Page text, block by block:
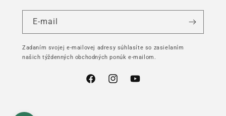
E-mail
Zadaním svojej e-mailovej adresy súhlasíte so zasielaním
našich týždenných obchodných ponúk e-mailom.
FacebookInstagramYouTube